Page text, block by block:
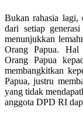
Bukan rahasia lagi,
dari setiap
menunjukkan
Orang Papua. Hal
Orang Papua
membangkitkan
Papua, justru
yang tidak
anggota DPD RI